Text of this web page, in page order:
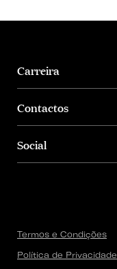
Carreira
Contactos
Social
Termos e Condições
Política de Privacidade